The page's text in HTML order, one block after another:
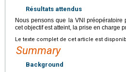
Résultats attendus
Nous pensons que la VNI
cet objectif est atteint, la prise en charge
Le texte complet de cet article est
Summary
Background